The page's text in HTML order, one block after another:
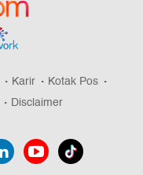
Karir
Kotak Pos
Disclaimer